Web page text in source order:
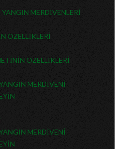
MERDİVENLERİ
ÖZELLİKLERİ
ÖZELLİKLERİ
MERDİVENİ
MERDİVENİ